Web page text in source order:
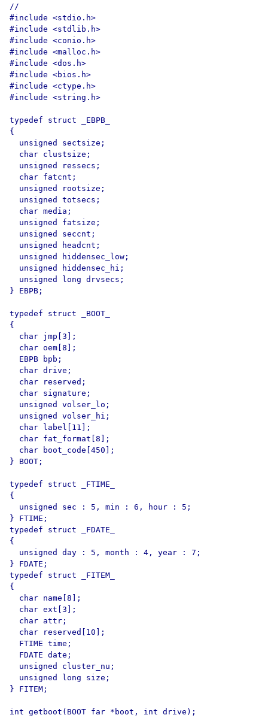
//
#include <stdio.h>
#include <stdlib.h>
#include <conio.h>
#include <malloc.h>
#include <dos.h>
#include <bios.h>
#include <ctype.h>
#include <string.h>
typedef struct _EBPB_
{
  unsigned sectsize;
  char clustsize;
  unsigned ressecs;
  char fatcnt;
  unsigned rootsize;
  unsigned totsecs;
  char media;
  unsigned fatsize;
  unsigned seccnt;
  unsigned headcnt;
  unsigned hiddensec_low;
  unsigned hiddensec_hi;
  unsigned long drvsecs;
} EBPB;
typedef struct _BOOT_
{
  char jmp[3];
  char oem[8];
  EBPB bpb;
  char drive;
  char reserved;
  char signature;
  unsigned volser_lo;
  unsigned volser_hi;
  char label[11];
  char fat_format[8];
  char boot_code[450];
} BOOT;
typedef struct _FTIME_
{
  unsigned sec : 5, min : 6, hour : 5;
} FTIME;
typedef struct _FDATE_
{
  unsigned day : 5, month : 4, year : 7;
} FDATE;
typedef struct _FITEM_
{
  char name[8];
  char ext[3];
  char attr;
  char reserved[10];
  FTIME time;
  FDATE date;
  unsigned cluster_nu;
  unsigned long size;
} FITEM;
int getboot(BOOT far *boot, int drive);